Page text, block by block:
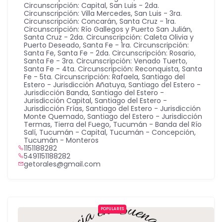
Circunscripción: Capital, San Luis - 2da.
Circunscripción: Villa Mercedes, San Luis - 3ra.
Circunscripción: Concarán, Santa Cruz - 1ra.
Circunscripción: Río Gallegos y Puerto San Julián,
Santa Cruz - 2da. Circunscripción: Caleta Olivia y
Puerto Deseado, Santa Fe - 1ra. Circunscripción:
Santa Fe, Santa Fe - 2da. Circunscripción: Rosario,
Santa Fe - 3ra. Circunscripción: Venado Tuerto,
Santa Fe - 4ta. Circunscripción: Reconquista, Santa
Fe - 5ta. Circunscripción: Rafaela, Santiago del
Estero - Jurisdicción Añatuya, Santiago del Estero -
Jurisdicción Banda, Santiago del Estero -
Jurisdicción Capital, Santiago del Estero -
Jurisdicción Frías, Santiago del Estero - Jurisdicción
Monte Quemado, Santiago del Estero - Jurisdicción
Termas, Tierra del Fuego, Tucumán - Banda del Río
Salí, Tucumán - Capital, Tucumán - Concepción,
Tucumán - Monteros
1151188282
5491151188282
getorales@gmail.com
POPULARES